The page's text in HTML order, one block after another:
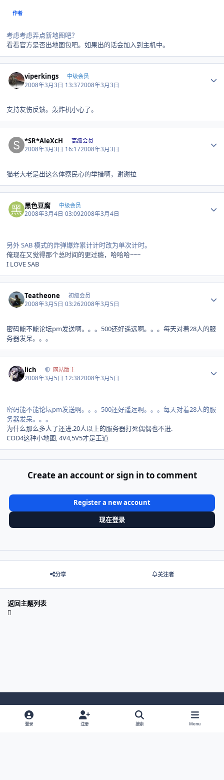
作者
考虑考虑弄点新地图吧？
看看官方是否出地图包吧。如果出的话会加入到主机中。
viperkings 中级会员
2008年3月3日 13:372008年3月3日
支持友伤反馈。轰炸机小心了。
*SR*AleXcH 高级会员
2008年3月3日 16:172008年3月3日
猫老大老是出这么体察民心的举措啊，谢谢拉
黑色豆腐 中级会员
2008年3月4日 03:092008年3月4日
另外 SAB 模式的炸弹爆炸累计计时改为单次计时。
俺现在又觉得那个总时间的更过瘾，哈哈哈~~~
I LOVE SAB
Teatheone 初级会员
2008年3月5日 03:262008年3月5日
密码能不能论坛pm发送啊。。。500还好遥远啊。。。每天对着28人的服
务器发呆。。。
lich 网站版主
2008年3月5日 12:382008年3月5日
密码能不能论坛pm发送啊。。。500还好遥远啊。。。每天对着28人的服
务器发呆。。。
为什么那么多人了还进.20人以上的服务器打死偶偶也不进.
COD4这种小地图, 4V4,5V5才是王道
Create an account or sign in to comment
Register a new account
现在登录
分享 关注者
返回主题列表
Light ModeDark ModeSystem Preference
登录 注册 搜索 Menu